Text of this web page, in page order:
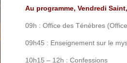
Au programme, Vendredi
09h : Office des Ténèbres
09h45 : Enseignement sur le
10h15 – 12h : Confessions